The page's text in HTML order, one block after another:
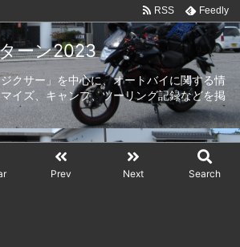
ーン2023
クサー」を中心に、オートバイに関する情
イズ、キャンプ、ツーリング記録などを掲
Prev Next Search
RSS Feedly